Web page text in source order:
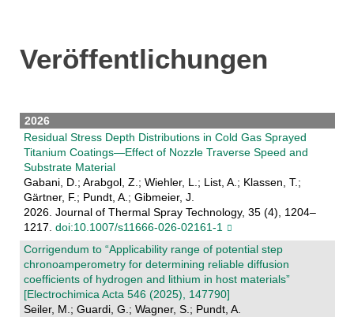
Veröffentlichungen
2026
Residual Stress Depth Distributions in Cold Gas Sprayed
Titanium Coatings—Effect of Nozzle Traverse Speed and
Substrate Material
Gabani, D.; Arabgol, Z.; Wiehler, L.; List, A.; Klassen, T.;
Gärtner, F.; Pundt, A.; Gibmeier, J.
2026. Journal of Thermal Spray Technology, 35 (4), 1204–
1217. doi:10.1007/s11666-026-02161-1
Corrigendum to “Applicability range of potential step
chronoamperometry for determining reliable diffusion
coefficients of hydrogen and lithium in host materials”
[Electrochimica Acta 546 (2025), 147790]
Seiler, M.; Guardi, G.; Wagner, S.; Pundt, A.